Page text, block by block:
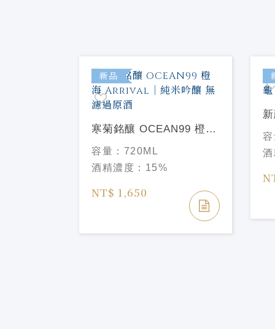
新品
寒菊銘釀 OCEAN99 橙海
Arrival｜純米吟釀 無濾過
原酒
容量： 720ML
酒精濃度： 15%
NT$ 1,650